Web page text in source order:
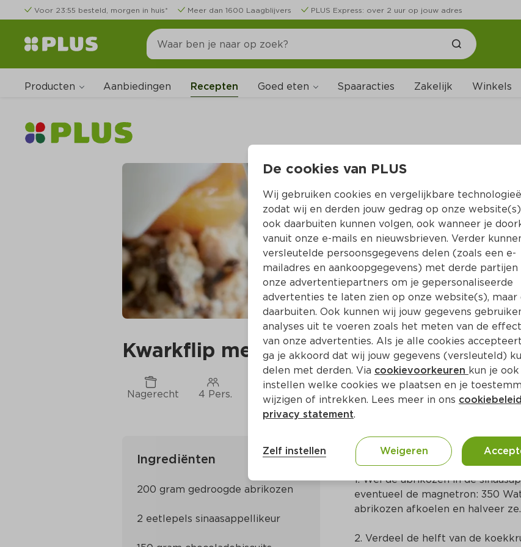
Voor 23:55 besteld, morgen in huis* Meer dan 1600 Laagblijvers PLUS Express: over 2 uur op jouw adres
Producten Aanbiedingen Recepten Goed eten Spaaracties Zakelijk Winkels
Kwarkflip met abrikozen
Nagerecht 4 Pers. Ca. 15 Min Nederlands
Ingrediënten
Bereidingswijze
1. Wel de abrikozen in de
eventueel de magnetron: 350
abrikozen afkoelen en halveer ze.
2. Verdeel de helft van de
De cookies van PLUS
Wij gebruiken cookies en vergelijkbare
zodat wij en derden jouw gedrag op onze
ook daarbuiten kunnen volgen, ook wanneer je
vanuit onze e-mails en nieuwsbrieven. Verder
versleutelde persoonsgegevens delen (zoals een e-
mailadres en aankoopgegevens) met derde partijen
onze advertentiepartners om je gepersonaliseerde
advertenties te laten zien op onze website(s), maar
daarbuiten. Ook kunnen wij jouw gegevens
analyses uit te voeren zoals het meten van de
van onze advertenties. Als je alle cookies
ga je akkoord dat wij jouw gegevens (versleuteld)
delen met derden. Via cookievoorkeuren kun je
instellen welke cookies we plaatsen en je
wijzigen of intrekken. Lees meer in ons cookiebeleid
privacy statement.
Zelf instellen Weigeren